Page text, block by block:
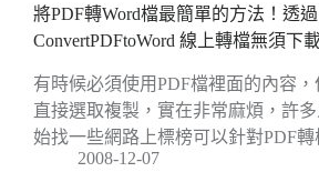
將PDF轉Word檔最簡單的方法！透過
ConvertPDFtoWord 線上轉檔無須下
有時候必須使用PDF檔裡面的內容
直接選取複製，實在非常麻煩，許
始找一些網路上標榜可以針對PDF
2008-12-07